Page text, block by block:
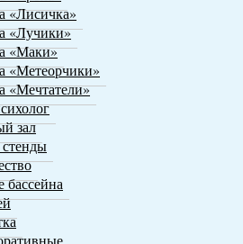
«Лисичка»
«Лучики»
«Маки»
«Метеорчики»
«Мечтатели»
зал